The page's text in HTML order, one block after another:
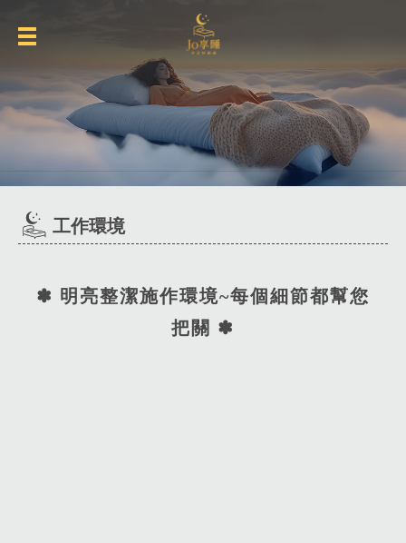
工作環境
✽ 明亮整潔施作環境~每個細節都幫您
把關 ✽